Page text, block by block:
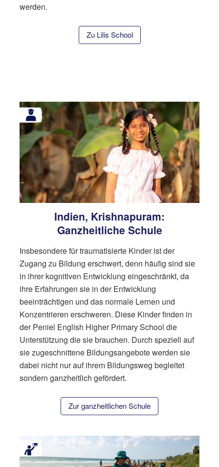
werden.
Zu Lilis School
Indien, Krishnapuram:
Ganzheitliche Schule
Insbesondere für traumatisierte Kinder ist der
Zugang zu Bildung erschwert, denn häufig sind sie
in ihrer kognitiven Entwicklung eingeschränkt, da
ihre Erfahrungen sie in der Entwicklung
beeinträchtigen und das normale Lernen und
Konzentrieren erschweren. Diese Kinder finden in
der Peniel English Higher Primary School die
Unterstützung die sie brauchen. Durch speziell auf
sie zugeschnittene Bildungsangebote werden sie
dabei nicht nur auf ihrem Bildungsweg begleitet
sondern ganzheitlich gefördert.
Zur ganzheitlichen Schule